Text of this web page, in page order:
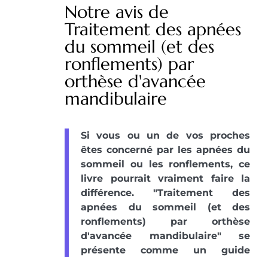
Notre avis de
Traitement des apnées
du sommeil (et des
ronflements) par
orthèse d'avancée
mandibulaire
Si vous ou un de vos proches
êtes concerné par les apnées du
sommeil ou les ronflements, ce
livre pourrait vraiment faire la
différence. "Traitement des
apnées du sommeil (et des
ronflements) par orthèse
d'avancée mandibulaire" se
présente comme un guide